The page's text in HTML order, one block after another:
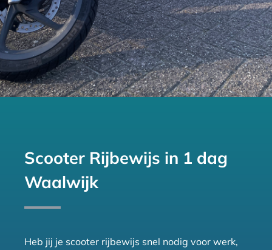
Scooter Rijbewijs in 1 dag
Waalwijk
Heb jij je scooter rijbewijs snel nodig voor werk,